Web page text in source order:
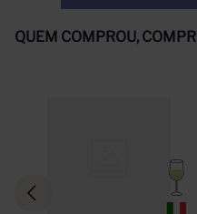
QUEM COMPROU,